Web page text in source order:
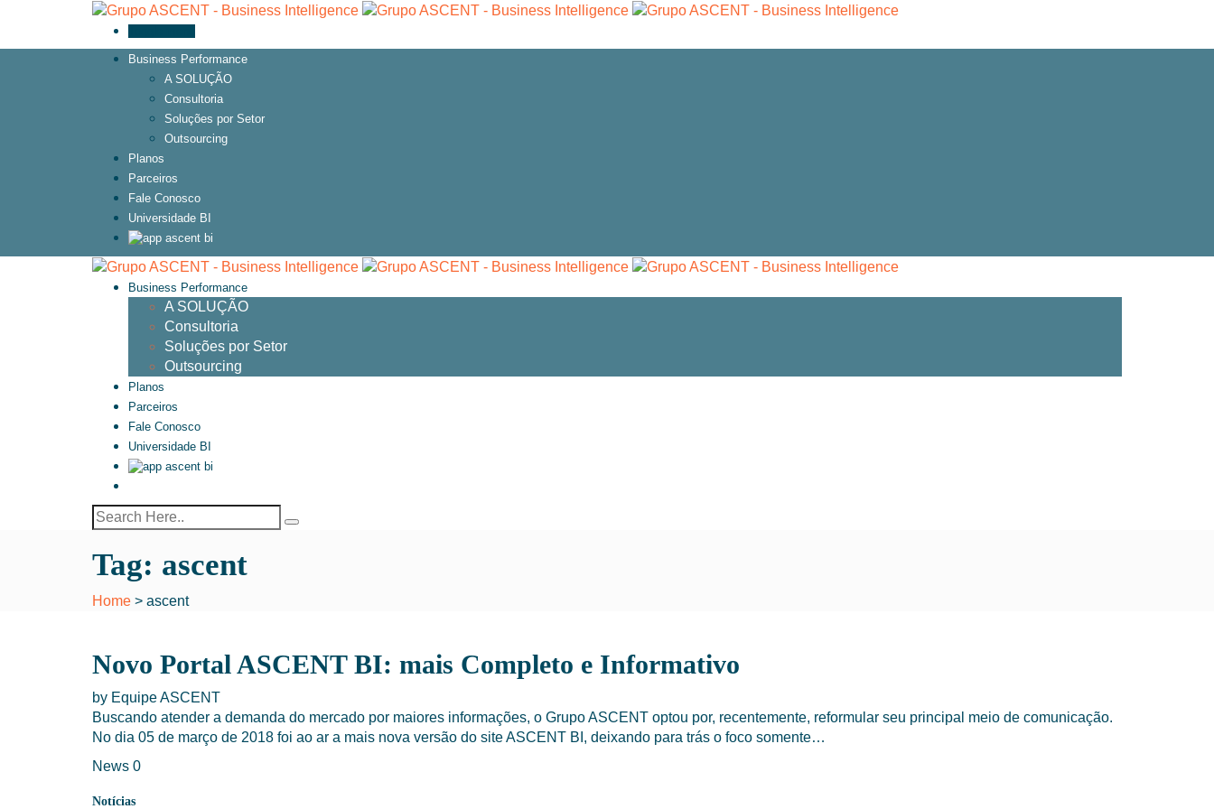
Business Performance
A SOLUÇÃO
Consultoria
Soluções por Setor
Outsourcing
Planos
Parceiros
Fale Conosco
Universidade BI
Business Performance
A SOLUÇÃO
Consultoria
Soluções por Setor
Outsourcing
Planos
Parceiros
Fale Conosco
Universidade BI
Tag: ascent
Home > ascent
Novo Portal ASCENT BI: mais Completo e Informativo
by Equipe ASCENT
Buscando atender a demanda do mercado por maiores informações, o Grupo ASCENT optou por, recentemente, reformular seu principal meio de comunicação.
No dia 05 de março de 2018 foi ao ar a mais nova versão do site ASCENT BI, deixando para trás o foco somente…
News 0
Notícias